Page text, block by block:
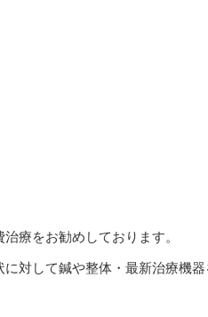
療をお勧めしております。
対して鍼や整体・最新治療機器